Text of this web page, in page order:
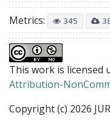
Metrics: 345
This work is licensed
Attribution-
Copyright (c) 2026